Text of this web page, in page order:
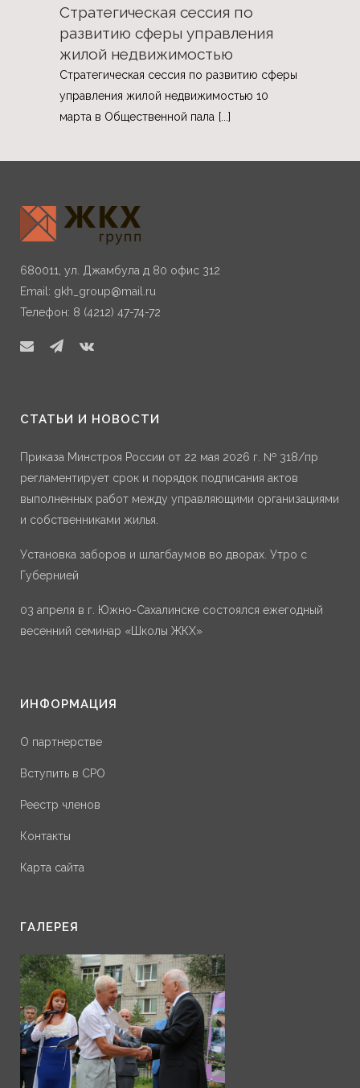
Стратегическая сессия по
развитию сферы управления
жилой недвижимостью
Стратегическая сессия по развитию сферы
управления жилой недвижимостью 10
марта в Общественной пала [...]
680011, ул. Джамбула д 80 офис 312
Email: gkh_group@mail.ru
Телефон: 8 (4212) 47-74-72
СТАТЬИ И НОВОСТИ
Приказа Минстроя России от 22 мая 2026 г. № 318/пр
регламентирует срок и порядок подписания актов
выполненных работ между управляющими организациями
и собственниками жилья.
Установка заборов и шлагбаумов во дворах. Утро с
Губернией
03 апреля в г. Южно-Сахалинске состоялся ежегодный
весенний семинар «Школы ЖКХ»
ИНФОРМАЦИЯ
О партнерстве
Вступить в СРО
Реестр членов
Контакты
Карта сайта
ГАЛЕРЕЯ